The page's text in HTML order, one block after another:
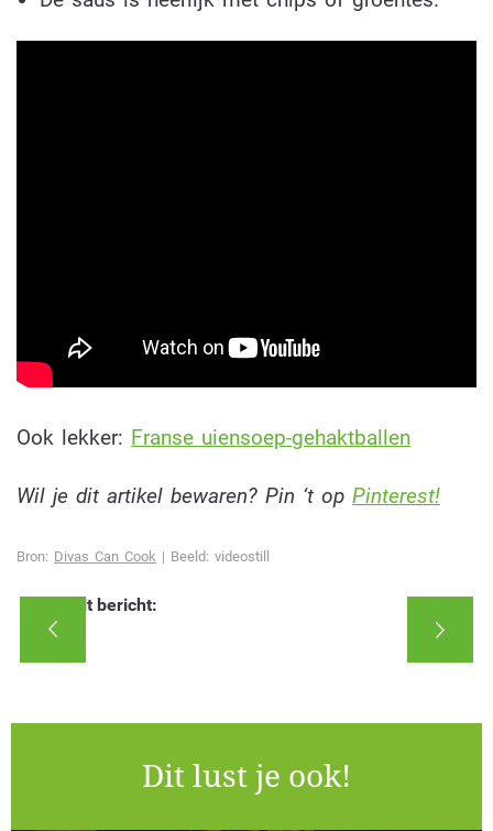
Ook lekker: Franse uiensoep-gehaktballen
Wil je dit artikel bewaren? Pin ‘t op Pinterest!
Bron: Divas Can Cook | Beeld: videostill
Deel dit bericht:
Dit lust je ook!